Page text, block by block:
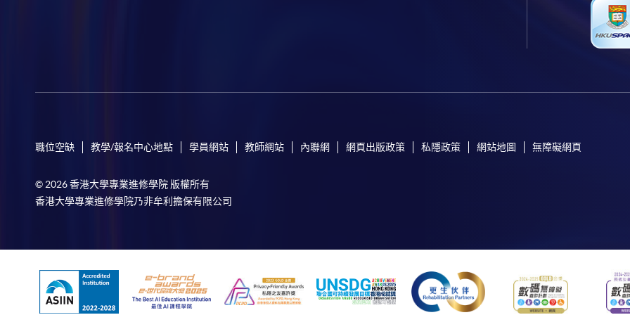
職位空缺 教學/報名中心地點 學員網站 教師網站 內聯網 網頁出版政策 私隱政策 網站地圖 無障礙網頁
© 2026 香港大學專業進修學院 版權所有
香港大學專業進修學院乃非牟利擔保有限公司